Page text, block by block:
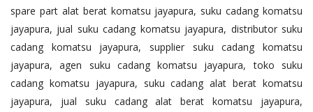
spare part alat berat komatsu jayapura, suku cadang komatsu
jayapura, jual suku cadang komatsu jayapura, distributor suku
cadang komatsu jayapura, supplier suku cadang komatsu
jayapura, agen suku cadang komatsu jayapura, toko suku
cadang komatsu jayapura, suku cadang alat berat komatsu
jayapura, jual suku cadang alat berat komatsu jayapura,